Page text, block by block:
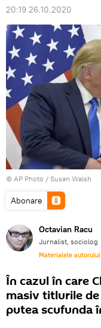
20:19 26.10.2020
© AP Photo / Susan Walsh
Abonare
Octavian Racu
Jurnalist, sociolog
Materialele autorului
În cazul în care
masiv titlurile
putea scufunda